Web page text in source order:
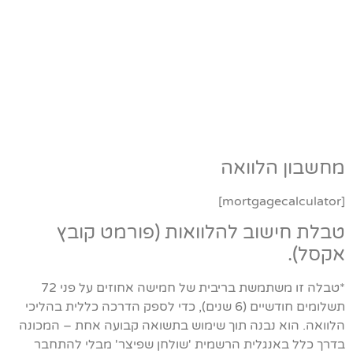
מחשבון הלוואה
[mortgagecalculator]
טבלת חישוב להלוואות (פורמט קובץ
אקסל).
*טבלה זו משתמשת בריבית של חמישה אחוזים על פני 72
תשלומים חודשיים (6 שנים), כדי לספק הדרכה כללית בהליכי
הלוואה. הוא נבנה תוך שימוש בתשואה קבועה אחת – המכונה
בדרך כלל באנגלית הרשמית 'שולחן שפיצר' מבלי להתחבר